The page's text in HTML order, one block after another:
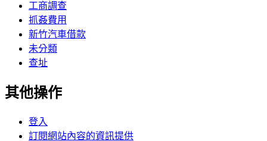
工商調查
抓姦費用
新竹汽車借款
未分類
查址
其他操作
登入
訂閱網站內容的資訊提供